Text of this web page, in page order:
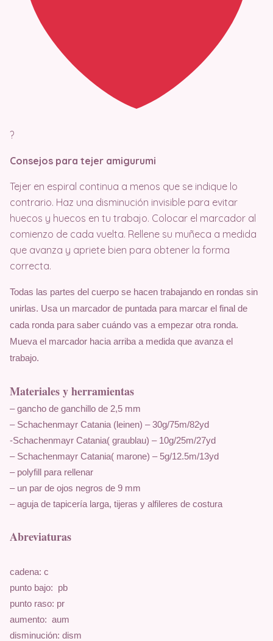
?
Consejos para tejer amigurumi
Tejer en espiral continua a menos que se indique lo
contrario. Haz una disminución invisible para evitar
huecos y huecos en tu trabajo. Colocar el marcador al
comienzo de cada vuelta. Rellene su muñeca a medida
que avanza y apriete bien para obtener la forma
correcta.
Todas las partes del cuerpo se hacen trabajando en rondas sin
unirlas. Usa un marcador de puntada para marcar el final de
cada ronda para saber cuándo vas a empezar otra ronda.
Mueva el marcador hacia arriba a medida que avanza el
trabajo.
Materiales y herramientas
– gancho de ganchillo de 2,5 mm
– Schachenmayr Catania (leinen) – 30g/75m/82yd
-Schachenmayr Catania( graublau) – 10g/25m/27yd
– Schachenmayr Catania( marone) – 5g/12.5m/13yd
– polyfill para rellenar
– un par de ojos negros de 9 mm
– aguja de tapicería larga, tijeras y alfileres de costura
Abreviaturas
cadena: c
punto bajo:  pb
punto raso: pr
aumento:  aum
disminución: dism